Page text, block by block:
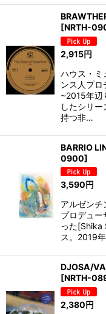
[NRTH-
2,915円
ハウス・ミ
ンス人プロ
~2015年辺
したシリ
持つ非…
BARRIO
0900]
3,590円
アルゼン
プロデュ
った[Shika
ス。2019
DJOSA/
[NRTH-
2,380円